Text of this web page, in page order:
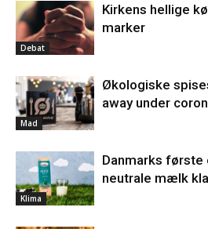
Debat
Kirkens hellige
marker
Mad
Økologiske
away under
Klima
Danmarks første
neutrale mælk